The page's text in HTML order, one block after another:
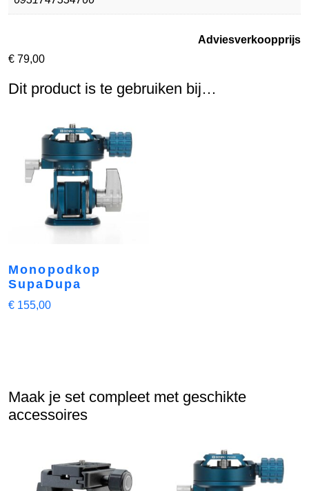
Adviesverkoopprijs
€ 79,00
Dit product is te gebruiken bij…
Monopodkop
SupaDupa
€ 155,00
Maak je set compleet met geschikte
accessoires